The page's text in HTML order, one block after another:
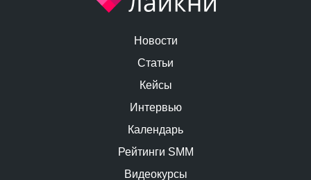
Новости
Статьи
Кейсы
Интервью
Календарь
Рейтинги SMM
Видеокурсы